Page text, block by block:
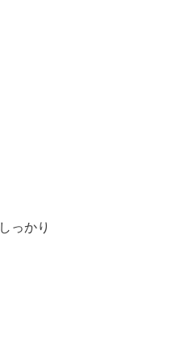
しっかり